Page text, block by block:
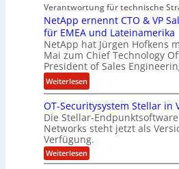
e
i
n
e
L
ö
s
u
n
g
i
r
d
F
i
n
a
n
z
c
h
n
g
n
e
e
r
i
n
g
-
S
p
Verantwortung für technische
NetApp ernennt CTO & VP
für EMEA und Lateinamerika
NetApp hat Jürgen Hofkens
Mai zum Chief Technology
President of Sales
Weiterlesen:
N
e
t
A
p
p
OT-Securitysystem Stellar in
Die Stellar-Endpunktsoftware
Networks steht jetzt als
Verfügung.
Weiterlesen:
O